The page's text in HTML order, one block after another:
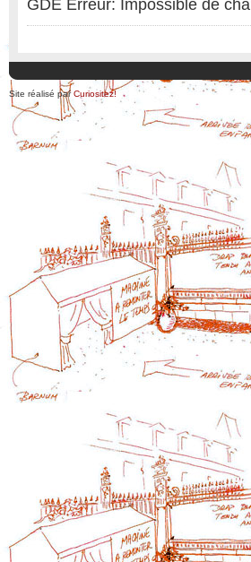
GDE Erreur: Impossible de
Site réalisé parCuriositez!